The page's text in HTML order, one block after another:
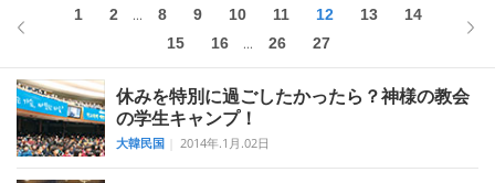
1 2 ... 8 9 10 11 12 13
14
15
16 ... 26 27
休みを特別に過ごしたかったら？神様の教会
の学生キャンプ！
大韓民国 2014年.1月.02日